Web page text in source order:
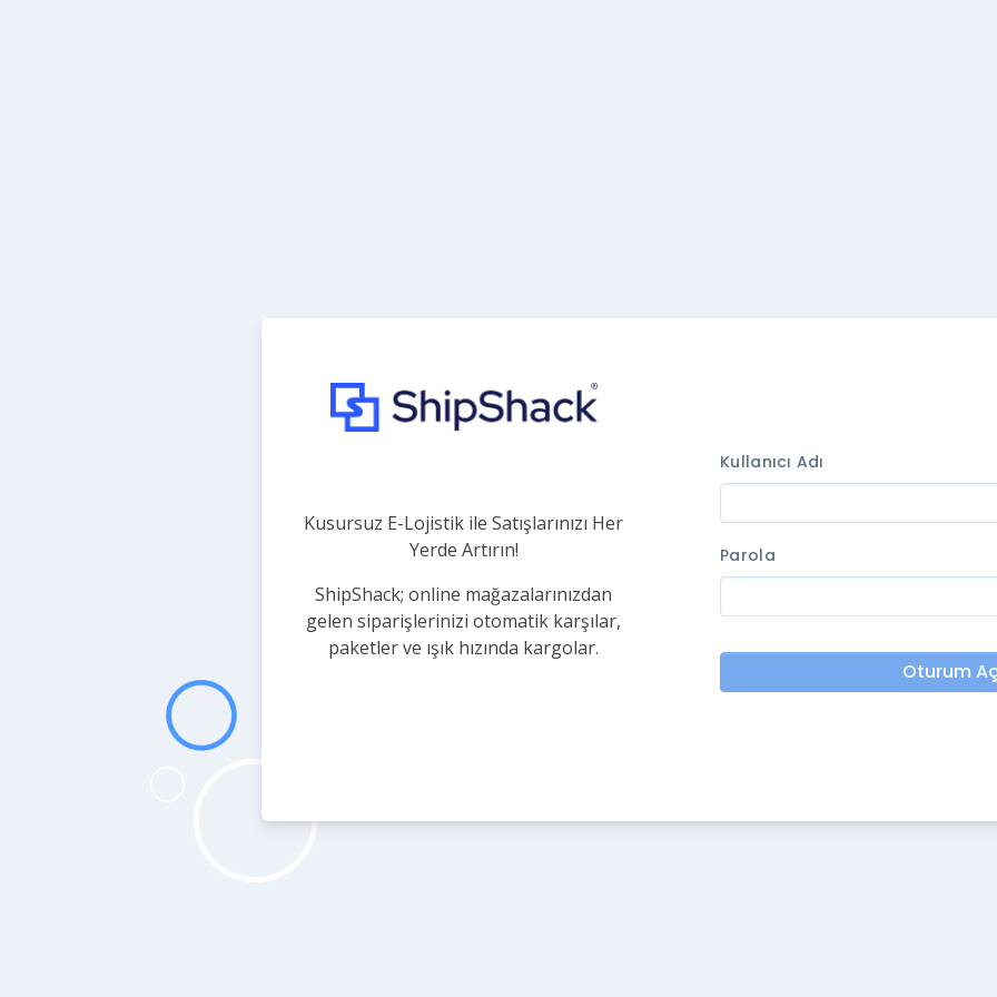
Kusursuz E-Lojistik ile Satışlarınızı Her
Yerde Artırın!
ShipShack; online mağazalarınızdan
gelen siparişlerinizi otomatik karşılar,
paketler ve ışık hızında kargolar.
Kullanıcı Adı
Parola
Oturum